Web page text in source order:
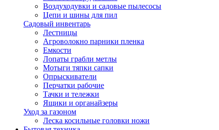
Воздуходувки и садовые пылесосы
Цепи и шины для пил
Садовый инвентарь
Лестницы
Агроволокно парники пленка
Емкости
Лопаты грабли метлы
Мотыги тяпки сапки
Опрыскиватели
Перчатки рабочие
Тачки и тележки
Ящики и органайзеры
Уход за газоном
Леска косильные головки ножи